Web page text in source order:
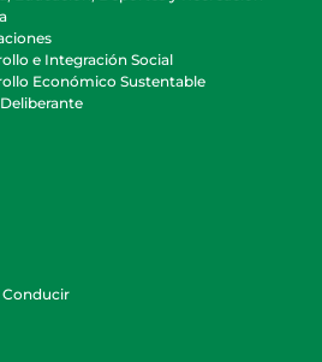
e Integración Social
Económico Sustentable
Conducir